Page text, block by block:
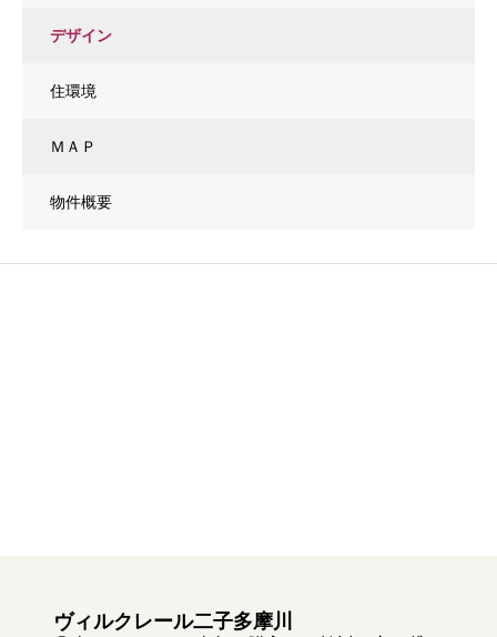
デザイン
住環境
ＭＡＰ
物件概要
ヴィルクレール二子多摩川